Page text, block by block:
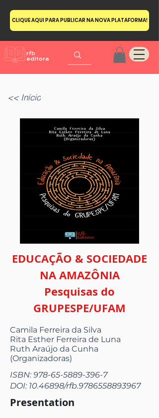
CLIQUE AQUI PARA PUBLICAR NA NOVA PLATAFORMA!
<< Início
EDUCAÇÃO & SOCIEDADE
NA AMAZÔNIA
Pesquisas do
GRUPESPE/UFAM
Camila Ferreira da Silva
Rita Esther Ferreira de Luna
Ruth Araújo da Cunha
(Organizadoras)
ISBN:978-65-5889-396-7
DOI: 10.46898/rfb.9786558893967
Presentation